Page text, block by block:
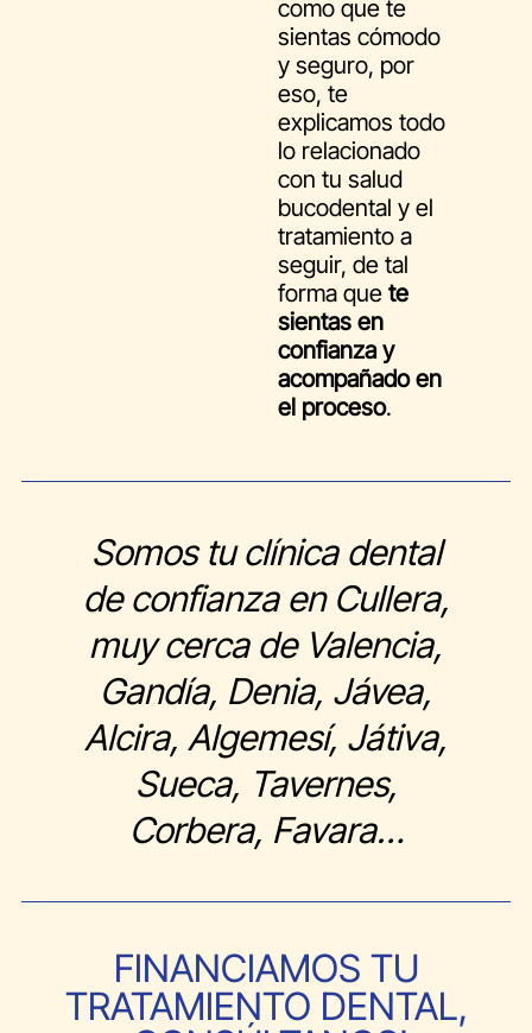
como que te
sientas cómodo
y seguro, por
eso, te
explicamos todo
lo relacionado
con tu salud
bucodental y el
tratamiento a
seguir, de tal
forma que te
sientas en
confianza y
acompañado en
el proceso.
Somos tu clínica dental
de confianza en Cullera,
muy cerca de Valencia,
Gandía, Denia, Jávea,
Alcira, Algemesí, Játiva,
Sueca, Tavernes,
Corbera, Favara…
FINANCIAMOS TU
TRATAMIENTO DENTAL,